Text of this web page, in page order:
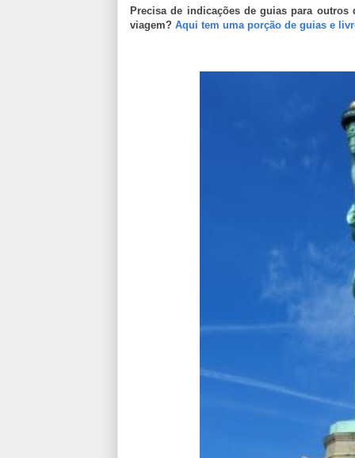
Precisa de indicações de guias para
viagem? Aqui tem uma porção de guias e